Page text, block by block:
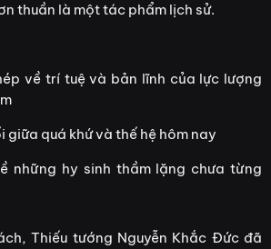
thuần là một tác phẩm lịch sử.
về trí tuệ và bản lĩnh của lực lượng
giữa quá khứ và thế hệ hôm nay
những hy sinh thầm lặng chưa từng
Thiếu tướng Nguyễn Khắc Đức đã